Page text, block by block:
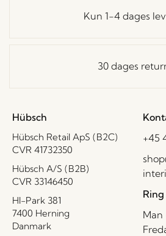
Kun 1-4 dages
30 dages
Hübsch
Hübsch Retail ApS (B2C)
CVR 41732350
Hübsch A/S (B2B)
CVR 33146450
HI-Park 381
7400 Herning
Danmark
+45
Man